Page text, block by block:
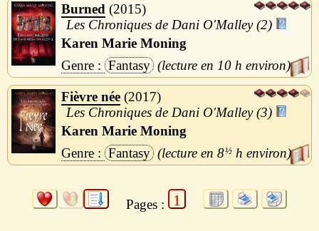
Burned
2015
Les Chroniques de Dani O'Malley (2)
Karen Marie Moning
Fantasy
10 h
Fièvre née 2017
Les Chroniques de Dani O'Malley (3)
Karen Marie Moning
Fantasy
8½ h
Pages : 1